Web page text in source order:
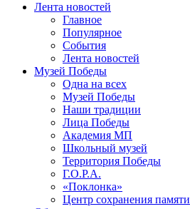
Лента новостей
Главное
Популярное
События
Лента новостей
Музей Победы
Одна на всех
Музей Победы
Наши традиции
Лица Победы
Академия МП
Школьный музей
Территория Победы
Г.О.Р.А.
«Поклонка»
Центр сохранения памяти